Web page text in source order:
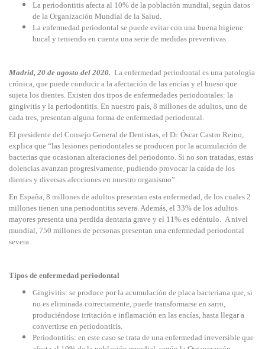
La periodontitis afecta al 10% de la población mundial, según datos
de la Organización Mundial de la Salud.
La enfermedad periodontal se puede evitar con una buena higiene
bucal y teniendo en cuenta una serie de medidas preventivas.
Madrid, 20 de agosto del 2020. La enfermedad periodontal es una patología
crónica, que puede conducir a la afectación de las encías y el hueso que
sujeta los dientes. Existen dos tipos de enfermedades periodontales: la
gingivitis y la periodontitis. En nuestro país, 8 millones de adultos, uno de
cada tres, presentan alguna forma de enfermedad periodontal.
El presidente del Consejo General de Dentistas, el Dr. Óscar Castro Reino,
explica que “las lesiones periodontales se producen por la acumulación de
bacterias que ocasionan alteraciones del periodonto. Si no son tratadas, estas
dolencias avanzan progresivamente, pudiendo provocar la caída de los
dientes y diversas afecciones en nuestro organismo”.
En España, 8 millones de adultos presentan esta enfermedad, de los cuales 2
millones tienen una periodontitis severa. Además, el 33% de los adultos
mayores presenta una perdida dentaria grave y el 11% es edéntulo. A nivel
mundial, 750 millones de personas presentan una enfermedad periodontal
severa.
Tipos de enfermedad periodontal
Gingivitis: se produce por la acumulación de placa bacteriana que, si
no es eliminada correctamente, puede transformarse en sarro,
produciéndose irritación e inflamación en las encías, hasta llegar a
convertirse en periodontitis.
Periodontitis: en este caso se trata de una enfermedad irreversible que